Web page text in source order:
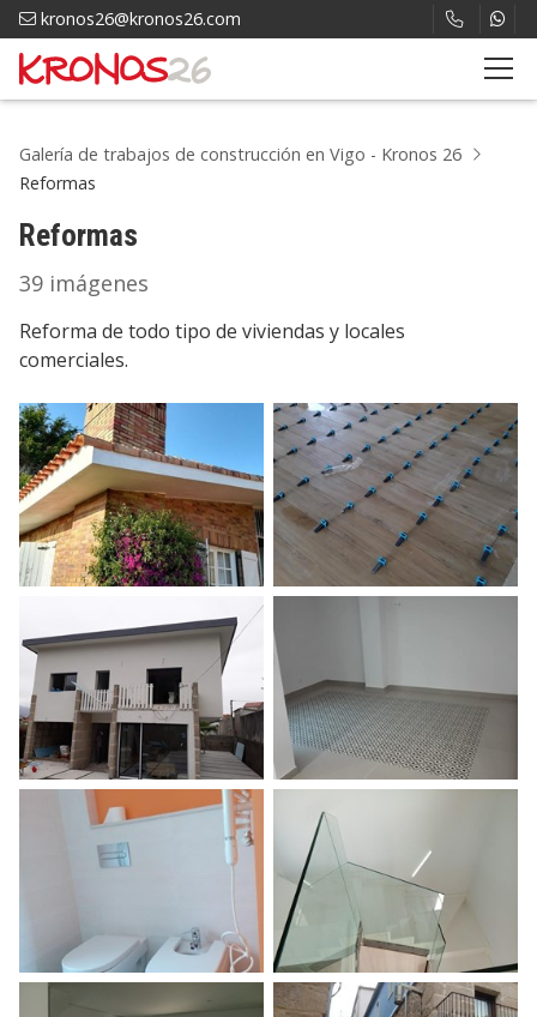
kronos26@kronos26.com
Galería de trabajos de construcción en Vigo - Kronos 26
Reformas
Reformas
39 imágenes
Reforma de todo tipo de viviendas y locales
comerciales.